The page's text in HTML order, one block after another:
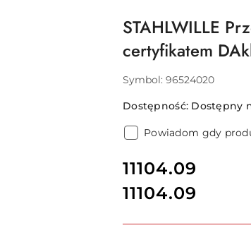
STAHLWILLE
certyfikatem
Symbol: 96524020
Dostępność: Dostępny
Powiadom gdy
cena:
11104.09
Cena:
11104.09